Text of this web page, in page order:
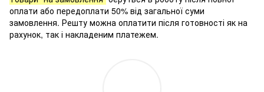
оплати або передоплати 50% від загальної суми
замовлення. Решту можна оплатити після готовності як на
рахунок, так і накладеним платежем.